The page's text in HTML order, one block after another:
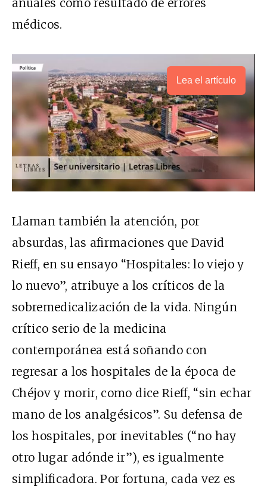
anuales como resultado de errores
médicos.
Lea el artículo
Llaman también la atención, por
absurdas, las afirmaciones que David
Rieff, en su ensayo “Hospitales: lo viejo y
lo nuevo”, atribuye a los críticos de la
sobremedicalización de la vida. Ningún
crítico serio de la medicina
contemporánea está soñando con
regresar a los hospitales de la época de
Chéjov y morir, como dice Rieff, “sin echar
mano de los analgésicos”. Su defensa de
los hospitales, por inevitables (“no hay
otro lugar adónde ir”), es igualmente
simplificadora. Por fortuna, cada vez es